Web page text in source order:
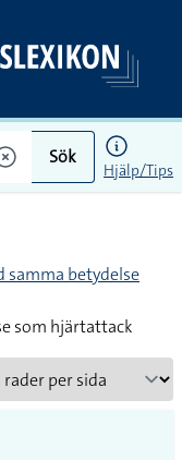
Sök
Hjälp/Tips
samma betydelse
som hjärtattack